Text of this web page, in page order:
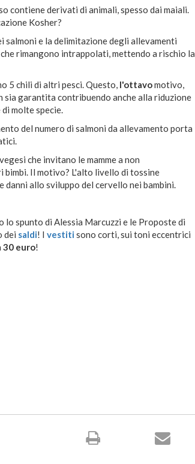
contiene derivati di animali, spesso dai maiali.
Kosher?
salmoni e la delimitazione degli allevamenti
rimangono intrappolati, mettendo a rischio la
5 chili di altri pesci. Questo, l'ottavomotivo,
garantita contribuendo anche alla riduzione
molte specie.
del numero di salmoni da allevamento porta
che invitano le mamme a non
bimbi. Il motivo? L'alto livello di tossine
allo sviluppo del cervello nei bambini.
lo spunto di Alessia Marcuzzi e le Proposte di
dei saldi! I vestiti sono corti, sui toni eccentrici
30 euro!